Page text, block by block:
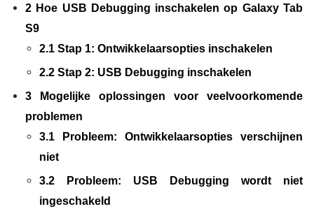
2 Hoe USB Debugging inschakelen op Galaxy Tab
S9
2.1 Stap 1: Ontwikkelaarsopties inschakelen
2.2 Stap 2: USB Debugging inschakelen
3 Mogelijke oplossingen voor veelvoorkomende
problemen
3.1 Probleem: Ontwikkelaarsopties verschijnen
niet
3.2 Probleem: USB Debugging wordt niet
ingeschakeld